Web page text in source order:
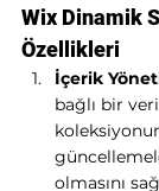
Wix Dinamik
Özellikleri
İçerik
bağlı bir
olmasını